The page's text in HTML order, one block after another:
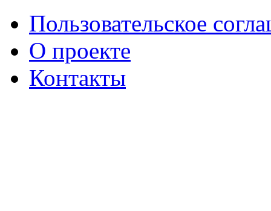
Пользовательское
О проекте
Контакты